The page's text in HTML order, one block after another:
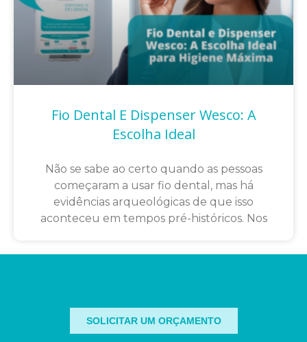
Fio Dental E Dispenser Wesco: A
Escolha Ideal
Não se sabe ao certo quando as pessoas
começaram a usar fio dental, mas há
evidências arqueológicas de que isso
aconteceu em tempos pré-históricos. Nos
SOLICITAR UM ORÇAMENTO